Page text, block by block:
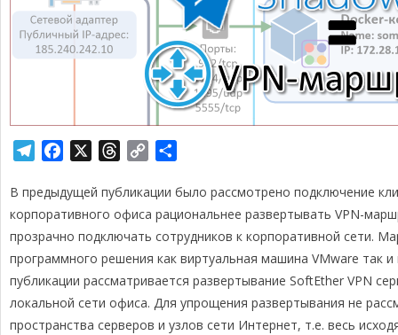
l
e
g
r
a
m
c
e
b
o
o
k
r
e
a
d
s
p
y
L
i
n
k
п
р
а
в
и
т
ь
В предыдущей публикации было рассмотрено подключение
корпоративного офиса рациональнее развертывать VPN-
прозрачно подключать сотрудников к корпоративной сети.
программного решения как виртуальная машина VMware так
публикации рассматривается развертывание SoftEther VPN
локальной сети офиса. Для упрощения развертывания не
пространства серверов и узлов сети Интернет, т.е. весь